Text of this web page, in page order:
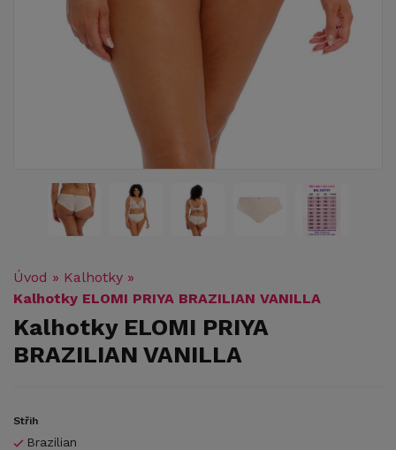
Úvod » Kalhotky »
Kalhotky ELOMI PRIYA BRAZILIAN VANILLA
Kalhotky ELOMI PRIYA
BRAZILIAN VANILLA
Střih
Brazilian